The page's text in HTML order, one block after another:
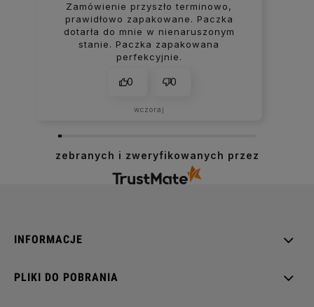
Zamówienie przyszło terminowo,
prawidłowo zapakowane. Paczka
dotarła do mnie w nienaruszonym
stanie. Paczka zapakowana
perfekcyjnie.
0 0
wczoraj
zebranych i zweryfikowanych przez
INFORMACJE
PLIKI DO POBRANIA